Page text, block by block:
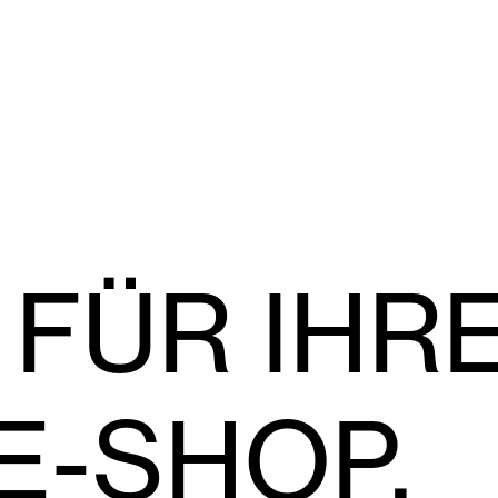
SHOP.